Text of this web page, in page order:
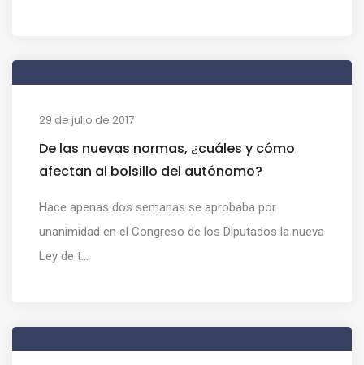
29 de julio de 2017
De las nuevas normas, ¿cuáles y cómo
afectan al bolsillo del autónomo?
Hace apenas dos semanas se aprobaba por
unanimidad en el Congreso de los Diputados la nueva
Ley de t...